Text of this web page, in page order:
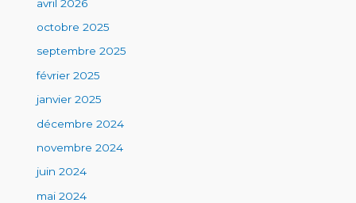
avril 2026
octobre 2025
septembre 2025
février 2025
janvier 2025
décembre 2024
novembre 2024
juin 2024
mai 2024